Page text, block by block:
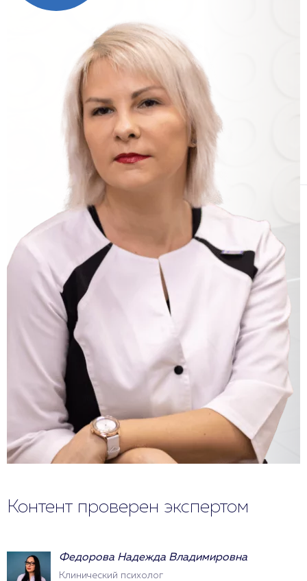
Контент проверен экспертом
Федорова Надежда Владимировна
Клинический психолог